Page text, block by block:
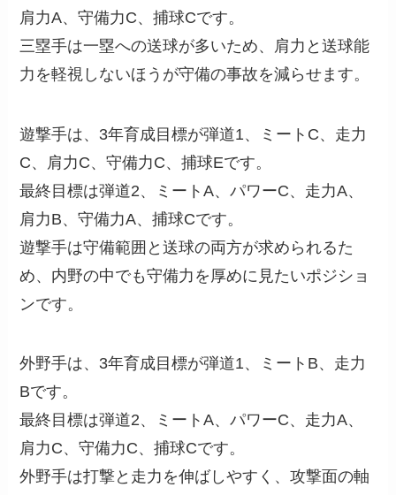
肩力A、守備力C、捕球Cです。
三塁手は一塁への送球が多いため、肩力と送球能
力を軽視しないほうが守備の事故を減らせます。
遊撃手は、3年育成目標が弾道1、ミートC、走力
C、肩力C、守備力C、捕球Eです。
最終目標は弾道2、ミートA、パワーC、走力A、
肩力B、守備力A、捕球Cです。
遊撃手は守備範囲と送球の両方が求められるた
め、内野の中でも守備力を厚めに見たいポジショ
ンです。
外野手は、3年育成目標が弾道1、ミートB、走力
Bです。
最終目標は弾道2、ミートA、パワーC、走力A、
肩力C、守備力C、捕球Cです。
外野手は打撃と走力を伸ばしやすく、攻撃面の軸